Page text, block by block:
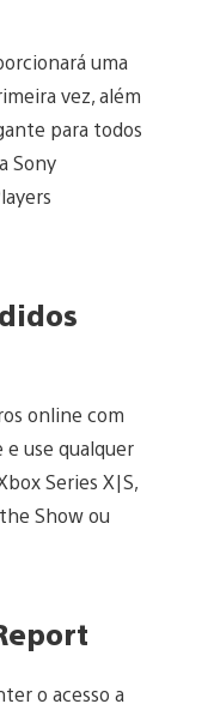
uma
vez, além
para todos
Sony
online com
use qualquer
Series X|S,
Show ou
o acesso a